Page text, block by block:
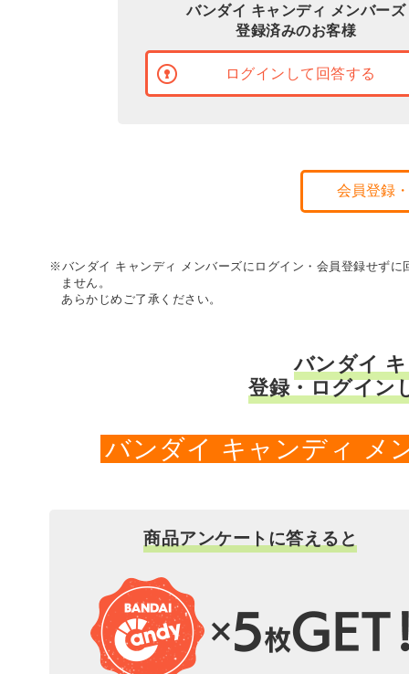
バンダイ キャンディ メンバーズ
登録済みのお客様
ログインして回答する
会員登録
※バンダイ キャンディ メンバーズにログイン・会員登録せず
ません。
あらかじめご了承ください。
バンダイ
登録・ログイン
バンダイ キャンディ メ
商品アンケートに答えると